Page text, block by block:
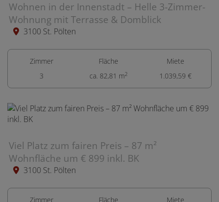
Wohnen in der Innenstadt – Helle 3-Zimmer-
Wohnung mit Terrasse & Domblick
3100 St. Pölten
Zimmer
3
Fläche
ca. 82,81 m2
Miete
1.039,59 €
Viel Platz zum fairen Preis – 87 m²
Wohnfläche um € 899 inkl. BK
3100 St. Pölten
Zimmer
Fläche
Miete